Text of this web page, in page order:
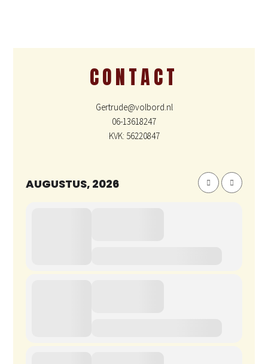
CONTACT
Gertrude@volbord.nl
06-13618247
KVK: 56220847
AUGUSTUS, 2026